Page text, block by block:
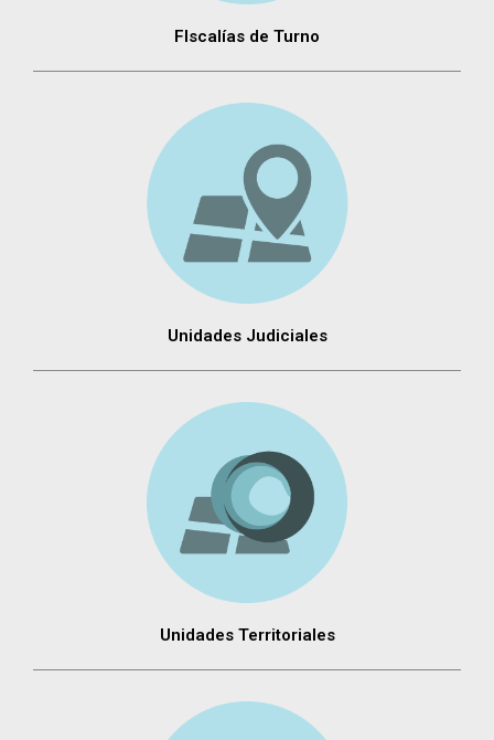
FIscalías de Turno
Unidades Judiciales
Unidades Territoriales